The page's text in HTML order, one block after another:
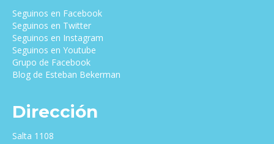
Seguinos en Facebook
Seguinos en Twitter
Seguinos en Instagram
Seguinos en Youtube
Grupo de Facebook
Blog de Esteban Bekerman
Dirección
Salta 1108